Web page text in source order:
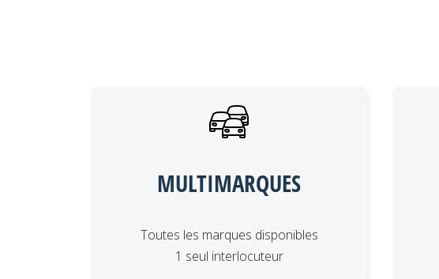
MULTIMARQUES
Toutes les marques disponibles
1 seul interlocuteur